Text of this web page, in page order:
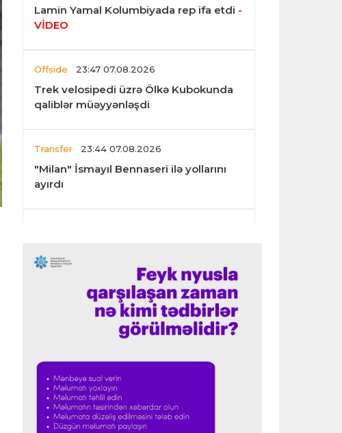
Lamin Yamal Kolumbiyada rep ifa etdi -
VİDEO
Offside 23:47 07.08.2026
Trek velosipedi üzrə Ölkə Kubokunda
qaliblər müəyyənləşdi
Transfer 23:44 07.08.2026
"Milan" İsmayıl Bennaseri ilə yollarını
ayırdı
federasiyalarından İnfantinoya dəstək
23:36 07.08.2026
"Formula 1" pilotlarının 2026-cı il
Transfer 23:32 07.08.2026
"Kristal Pelas" Takehiro Tomiyasunu
heyətinə qatdı